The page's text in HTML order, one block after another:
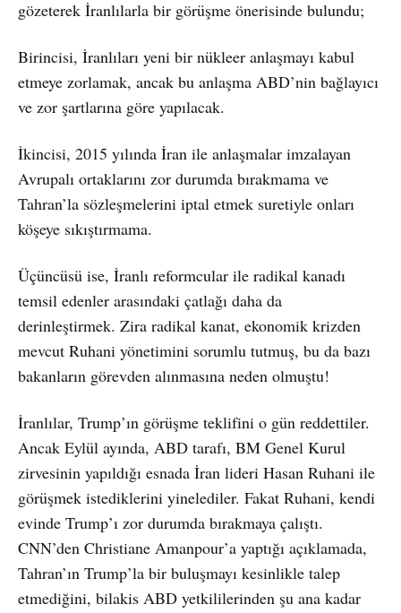
gözeterek İranlılarla bir görüşme önerisinde bulundu;
Birincisi, İranlıları yeni bir nükleer anlaşmayı kabul
etmeye zorlamak, ancak bu anlaşma ABD’nin bağlayıcı
ve zor şartlarına göre yapılacak.
İkincisi, 2015 yılında İran ile anlaşmalar imzalayan
Avrupalı ortaklarını zor durumda bırakmama ve
Tahran’la sözleşmelerini iptal etmek suretiyle onları
köşeye sıkıştırmama.
Üçüncüsü ise, İranlı reformcular ile radikal kanadı
temsil edenler arasındaki çatlağı daha da
derinleştirmek. Zira radikal kanat, ekonomik krizden
mevcut Ruhani yönetimini sorumlu tutmuş, bu da bazı
bakanların görevden alınmasına neden olmuştu!
İranlılar, Trump’ın görüşme teklifini o gün reddettiler.
Ancak Eylül ayında, ABD tarafı, BM Genel Kurul
zirvesinin yapıldığı esnada İran lideri Hasan Ruhani ile
görüşmek istediklerini yinelediler. Fakat Ruhani, kendi
evinde Trump’ı zor durumda bırakmaya çalıştı.
CNN’den Christiane Amanpour’a yaptığı açıklamada,
Tahran’ın Trump’la bir buluşmayı kesinlikle talep
etmediğini, bilakis ABD yetkililerinden şu ana kadar